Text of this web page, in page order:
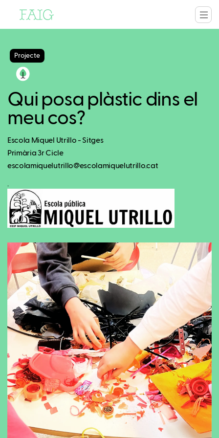
Projecte
Qui posa plàstic dins el
meu cos?
Escola Miquel Utrillo - Sitges
Primària 3r Cicle
escolamiquelutrillo@escolamiquelutrillo.cat
.